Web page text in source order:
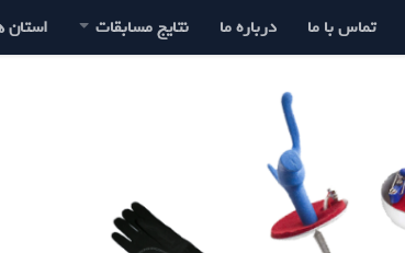
تماس با ما درباره ما نتایج مسابقات استان